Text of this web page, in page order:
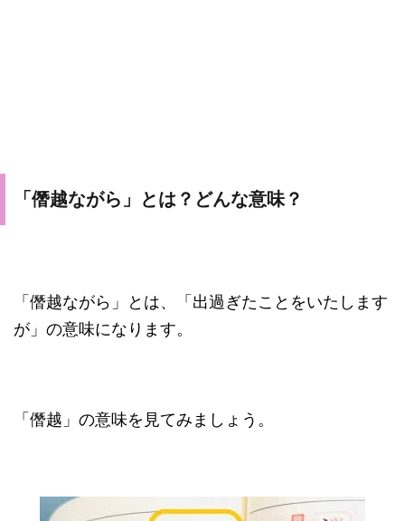
「僭越ながら」とは？どんな意味？
「僭越ながら」とは、「出過ぎたことをいたします
が」の意味になります。
「僭越」の意味を見てみましょう。